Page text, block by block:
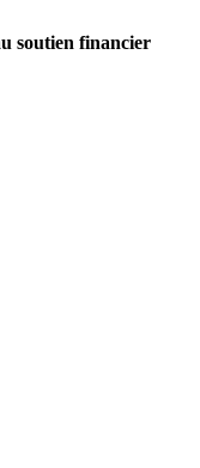
soutien financier